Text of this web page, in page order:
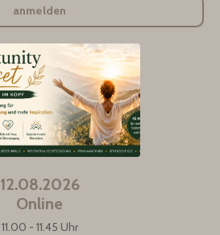
anmelden
12.08.2026
Online
11.00 - 11.45 Uhr